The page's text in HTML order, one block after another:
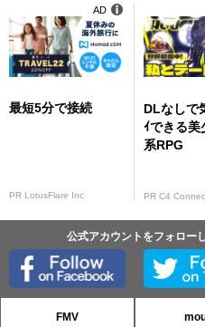
最短5分で接続
PR LotusFlare Inc
AD
DLなしで
ｲできる美
系RPG
PR C4
公式アカウントをフォロー
FMV